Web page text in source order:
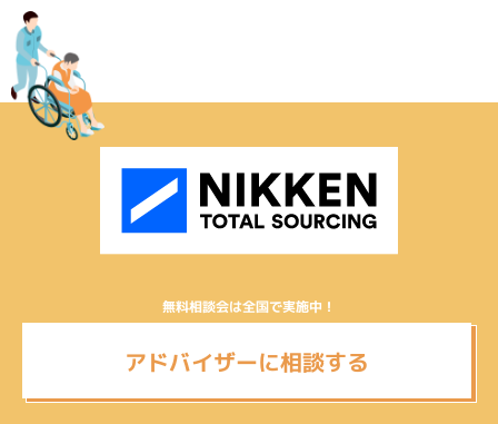
無料相談会は全国で実施中！
アドバイザーに相談する